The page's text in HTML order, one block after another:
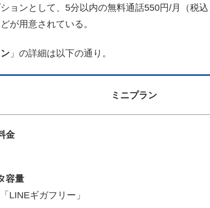
ョンとして、5分以内の無料通話550円/月（税
が用意されている。
」の詳細は以下の通り。
ミニプラン
金
容量
LINEギガフリー」